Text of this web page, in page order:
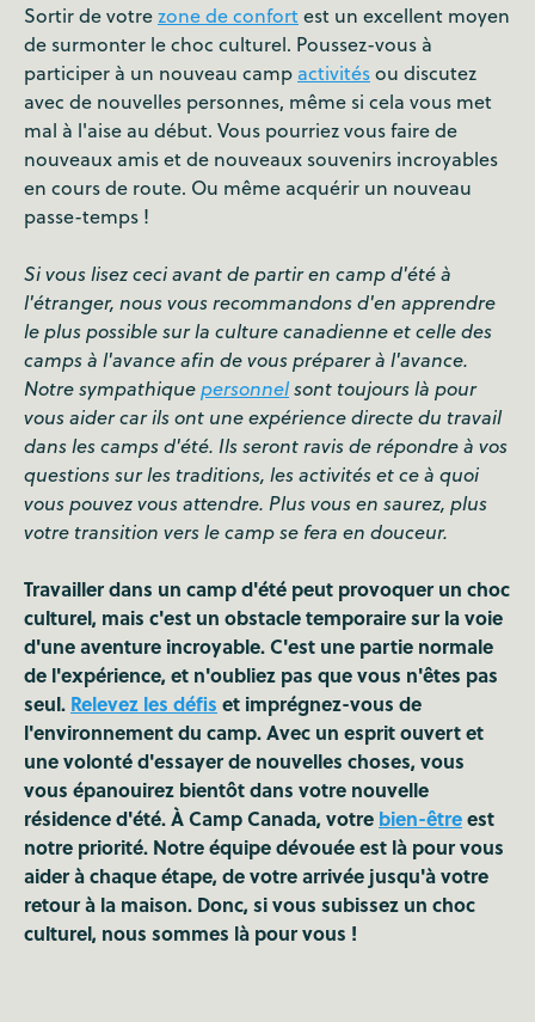
Sortir de votrezone de confortest un excellent moyen
de surmonter le choc culturel. Poussez-vous à
participer à un nouveau camp activitésou discutez
avec de nouvelles personnes, même si cela vous met
mal à l'aise au début. Vous pourriez vous faire de
nouveaux amis et de nouveaux souvenirs incroyables
en cours de route. Ou même acquérir un nouveau
passe-temps !
Si vous lisez ceci avant de partir en camp d'été à
l'étranger, nous vous recommandons d'en apprendre
le plus possible sur la culture canadienne et celle des
camps à l'avance afin de vous préparer à l'avance.
Notre sympathiquepersonnelsont toujours là pour
vous aider car ils ont une expérience directe du travail
dans les camps d'été. Ils seront ravis de répondre à vos
questions sur les traditions, les activités et ce à quoi
vous pouvez vous attendre. Plus vous en saurez, plus
votre transition vers le camp se fera en douceur.
Travailler dans un camp d'été peut provoquer un choc
culturel, mais c'est un obstacle temporaire sur la voie
d'une aventure incroyable. C'est une partie normale
de l'expérience, et n'oubliez pas que vous n'êtes pas
seul. Relevez les défis et imprégnez-vous de
l'environnement du camp. Avec un esprit ouvert et
une volonté d'essayer de nouvelles choses, vous
vous épanouirez bientôt dans votre nouvelle
résidence d'été. À Camp Canada, votre bien-êtreest
notre priorité. Notre équipe dévouée est là pour vous
aider à chaque étape, de votre arrivée jusqu'à votre
retour à la maison. Donc, si vous subissez un choc
culturel, nous sommes là pour vous !